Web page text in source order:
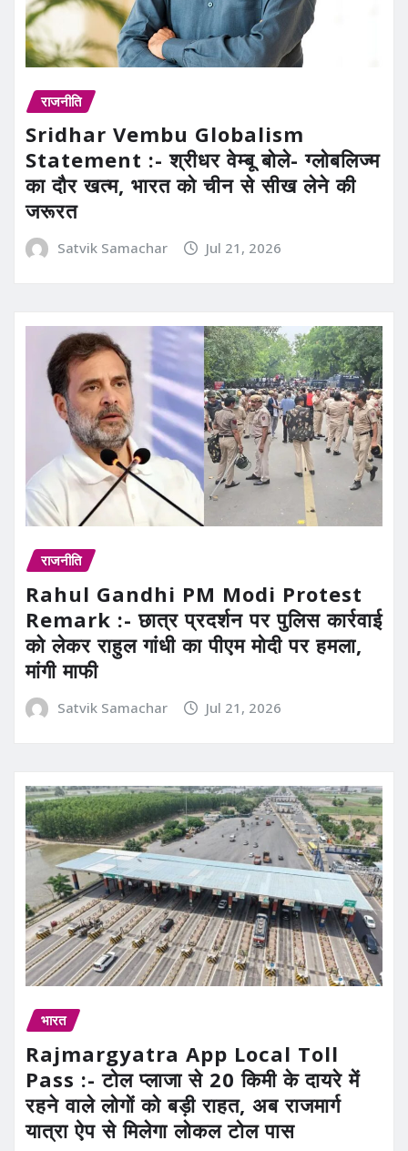
राजनीति
Sridhar Vembu Globalism
Statement :- श्रीधर वेम्बू बोले- ग्लोबलिज्म
का दौर खत्म, भारत को चीन से सीख लेने की
जरूरत
Satvik Samachar Jul 21, 2026
राजनीति
Rahul Gandhi PM Modi Protest
Remark :- छात्र प्रदर्शन पर पुलिस कार्रवाई
को लेकर राहुल गांधी का पीएम मोदी पर हमला,
मांगी माफी
Satvik Samachar Jul 21, 2026
भारत
Rajmargyatra App Local Toll
Pass :- टोल प्लाजा से 20 किमी के दायरे में
रहने वाले लोगों को बड़ी राहत, अब राजमार्ग
यात्रा ऐप से मिलेगा लोकल टोल पास